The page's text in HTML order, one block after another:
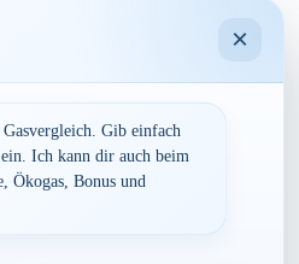
×
Gib einfach
Ich kann dir auch beim
Ökogas, Bonus und